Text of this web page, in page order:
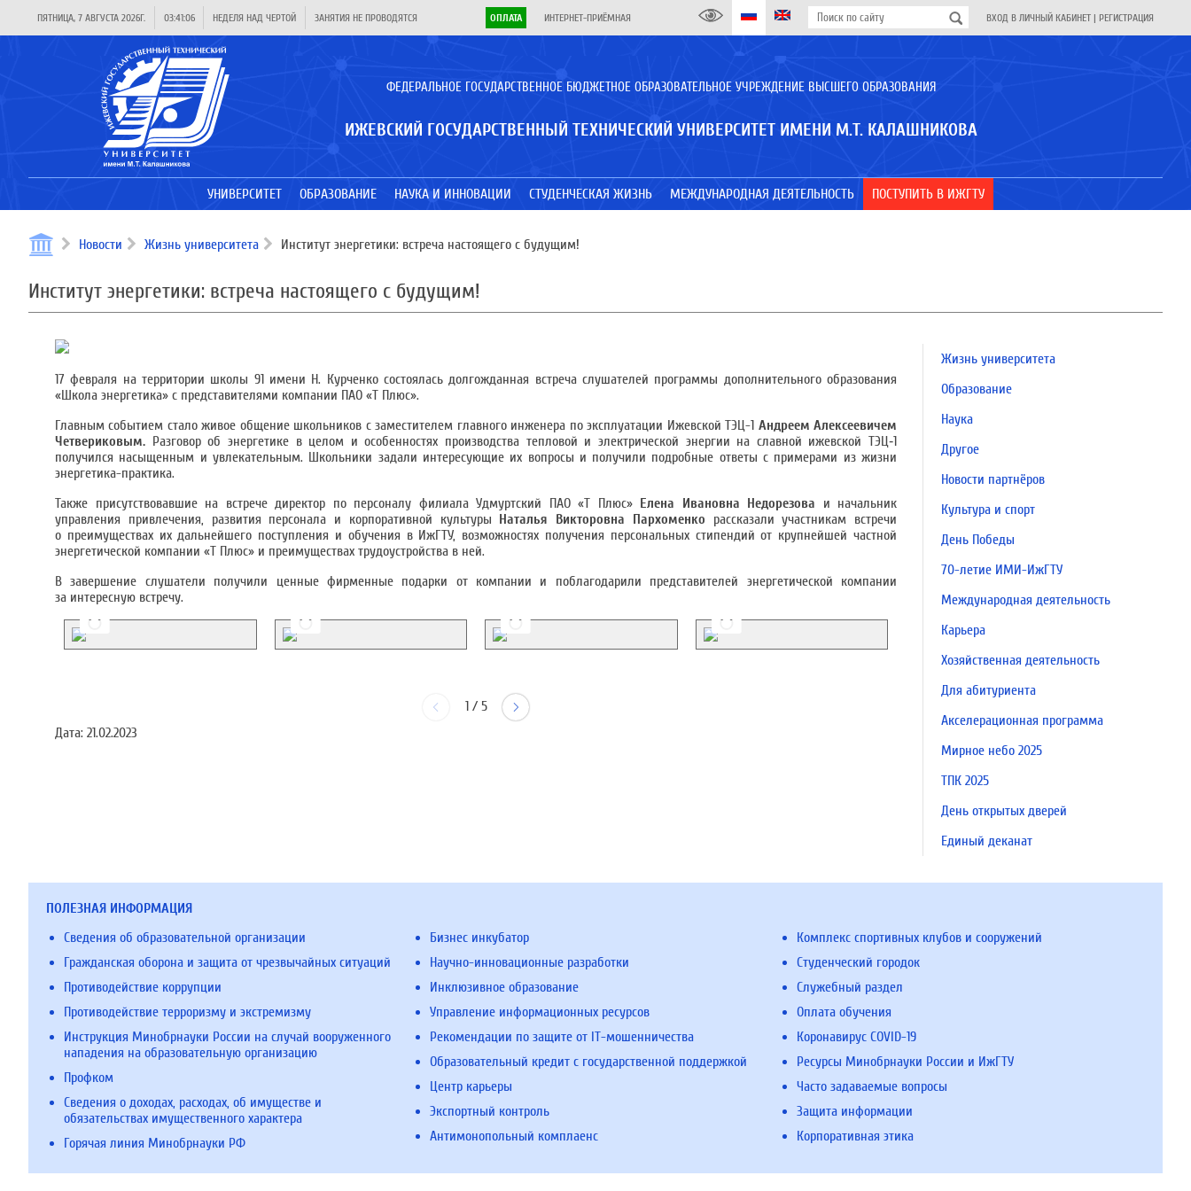
ПЯТНИЦА, 7 АВГУСТА 2026Г. 03:41:06 НЕДЕЛЯ НАД ЧЕРТОЙ ЗАНЯТИЯ НЕ ПРОВОДЯТСЯ ОПЛАТА ИНТЕРНЕТ-ПРИЁМНАЯ ВХОД В ЛИЧНЫЙ КАБИНЕТ | РЕГИСТРАЦИЯ
ФЕДЕРАЛЬНОЕ ГОСУДАРСТВЕННОЕ БЮДЖЕТНОЕ ОБРАЗОВАТЕЛЬНОЕ УЧРЕЖДЕНИЕ ВЫСШЕГО ОБРАЗОВАНИЯ
ИЖЕВСКИЙ ГОСУДАРСТВЕННЫЙ ТЕХНИЧЕСКИЙ УНИВЕРСИТЕТ ИМЕНИ М.Т. КАЛАШНИКОВА
УНИВЕРСИТЕТ ОБРАЗОВАНИЕ НАУКА И ИННОВАЦИИ СТУДЕНЧЕСКАЯ ЖИЗНЬ МЕЖДУНАРОДНАЯ ДЕЯТЕЛЬНОСТЬ ПОСТУПИТЬ В ИЖГТУ
Новости Жизнь университета Институт энергетики: встреча настоящего с будущим!
Институт энергетики: встреча настоящего с будущим!
17 февраля на территории школы 91 имени Н. Курченко состоялась долгожданная встреча слушателей программы дополнительного образования
«Школа энергетика» с представителями компании ПАО «Т Плюс».
Главным событием стало живое общение школьников с заместителем главного инженера по эксплуатации Ижевской ТЭЦ-1 Андреем Алексеевичем
Четвериковым. Разговор об энергетике в целом и особенностях производства тепловой и электрической энергии на славной ижевской ТЭЦ‑1
получился насыщенным и увлекательным. Школьники задали интересующие их вопросы и получили подробные ответы с примерами из жизни
энергетика-практика.
Также присутствовавшие на встрече директор по персоналу филиала Удмуртский ПАО «Т Плюс» Елена Ивановна Недорезова и начальник
управления привлечения, развития персонала и корпоративной культуры Наталья Викторовна Пархоменко рассказали участникам встречи
о преимуществах их дальнейшего поступления и обучения в ИжГТУ, возможностях получения персональных стипендий от крупнейшей частной
энергетической компании «Т Плюс» и преимуществах трудоустройства в ней.
В завершение слушатели получили ценные фирменные подарки от компании и поблагодарили представителей энергетической компании
за интересную встречу.
1/ 5
Дата: 21.02.2023
Жизнь университета
Образование
Наука
Другое
Новости партнёров
Культура и спорт
День Победы
70-летие ИМИ-ИжГТУ
Международная деятельность
Карьера
Хозяйственная деятельность
Для абитуриента
Акселерационная программа
Мирное небо 2025
ТПК 2025
День открытых дверей
Единый деканат
ПОЛЕЗНАЯ ИНФОРМАЦИЯ
Сведения об образовательной организации
Гражданская оборона и защита от чрезвычайных ситуаций
Противодействие коррупции
Противодействие терроризму и экстремизму
Инструкция Минобрнауки России на случай вооруженного
нападения на образовательную организацию
Профком
Сведения о доходах, расходах, об имуществе и
обязательствах имущественного характера
Горячая линия Минобрнауки РФ
Бизнес инкубатор
Научно-инновационные разработки
Инклюзивное образование
Управление информационных ресурсов
Рекомендации по защите от IT-мошенничества
Образовательный кредит с государственной поддержкой
Центр карьеры
Экспортный контроль
Антимонопольный комплаенс
Комплекс спортивных клубов и сооружений
Студенческий городок
Служебный раздел
Оплата обучения
Коронавирус COVID-19
Ресурсы Минобрнауки России и ИжГТУ
Часто задаваемые вопросы
Защита информации
Корпоративная этика